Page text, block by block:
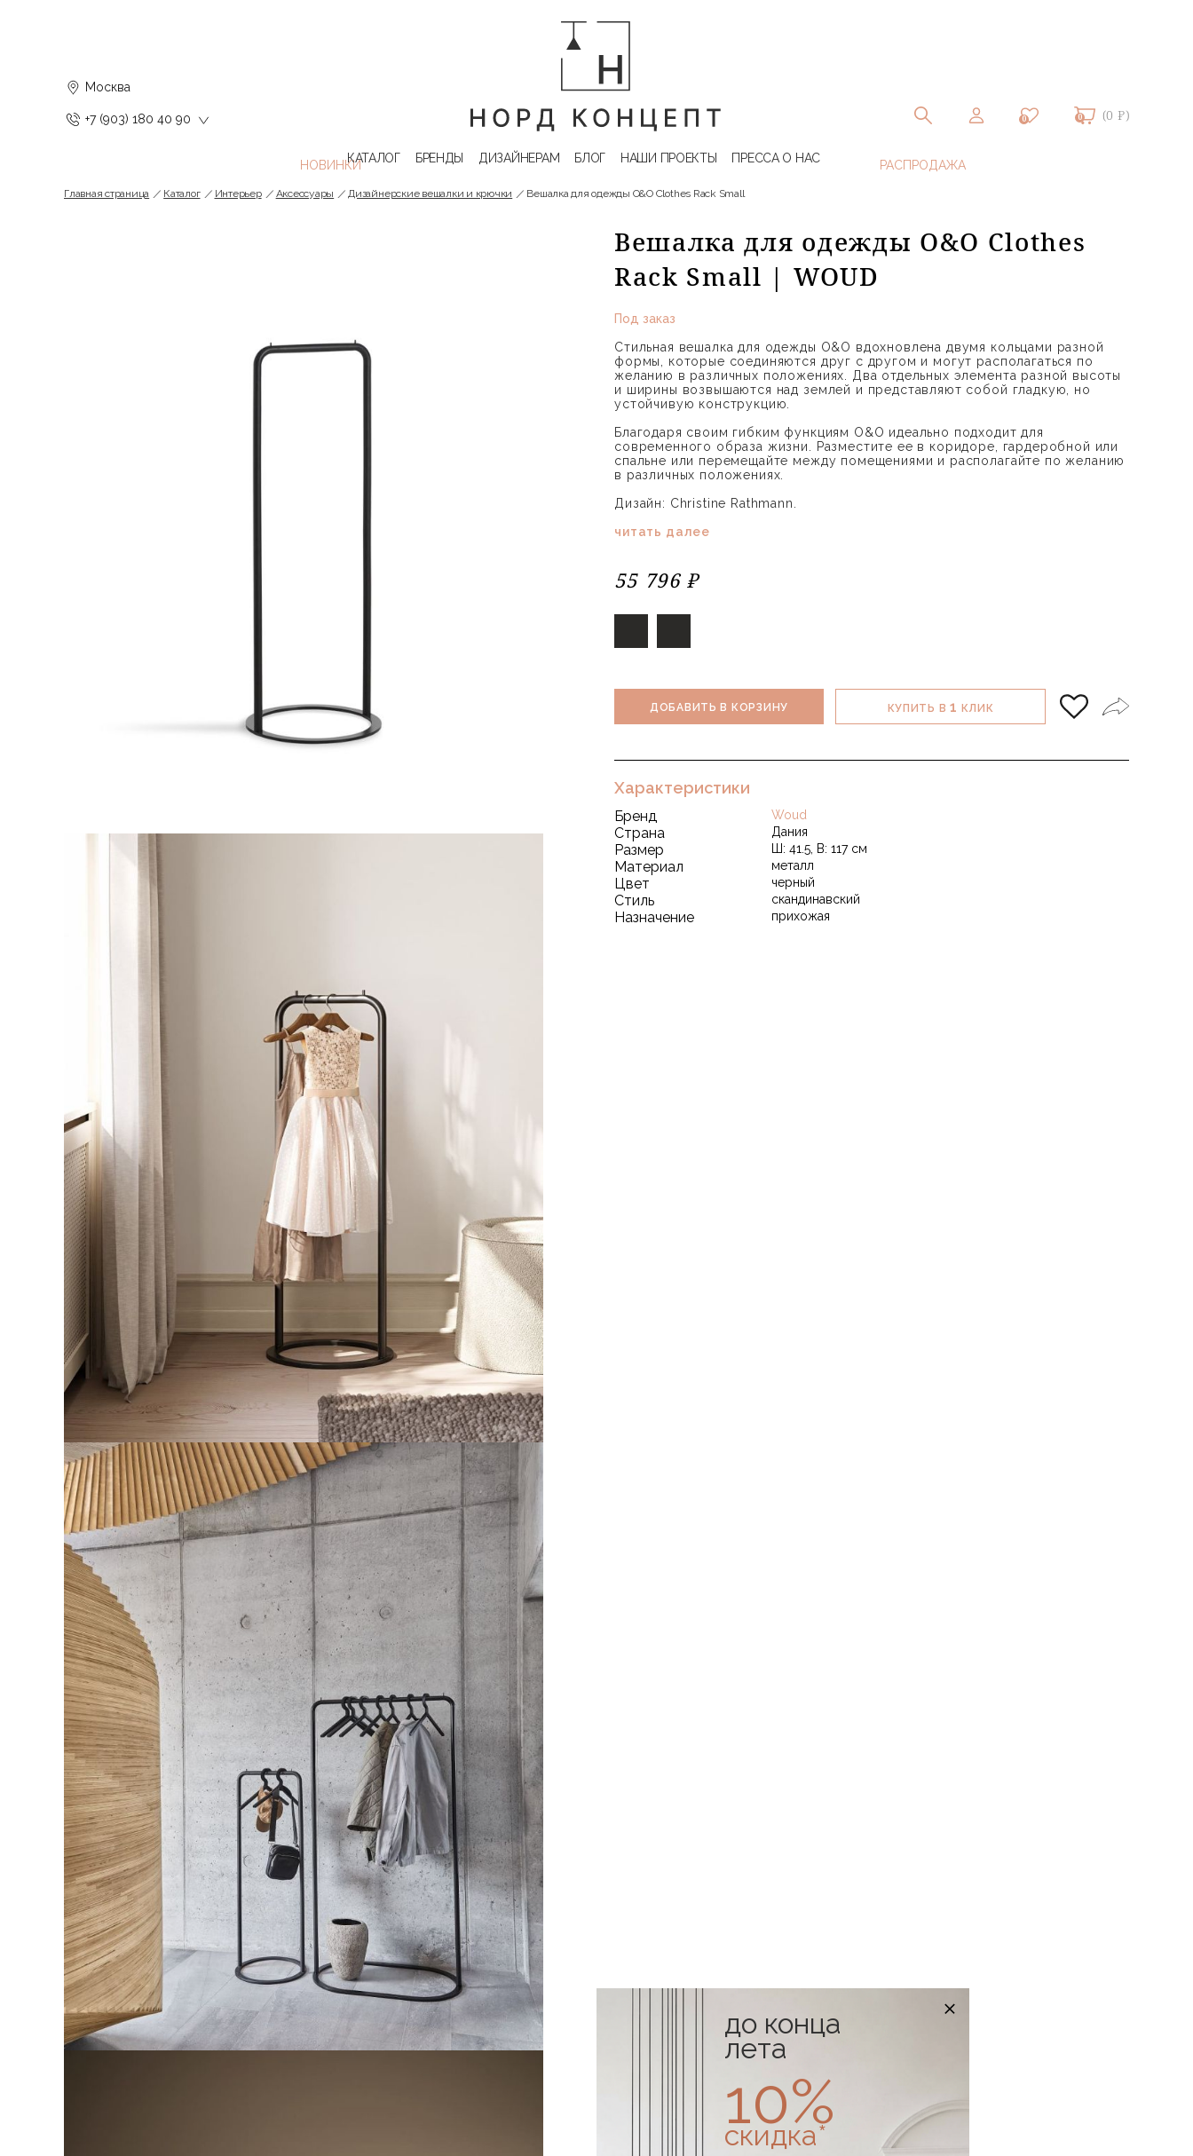
Москва
+7 (903) 180 40 90 0 0 (0 ₽)
КАТАЛОГ БРЕНДЫ ДИЗАЙНЕРАМ БЛОГ НАШИ ПРОЕКТЫ ПРЕССА О НАС
Главная страница Каталог Интерьер Аксессуары Дизайнерские вешалки и крючки Вешалка для одежды O&O Clothes Rack Small
Вешалка для одежды O&O Clothes
Rack Small | WOUD
Под заказ
Стильная вешалка для одежды O&O вдохновлена двумя кольцами разной
формы, которые соединяются друг с другом и могут располагаться по
желанию в различных положениях. Два отдельных элемента разной высоты
и ширины возвышаются над землей и представляют собой гладкую, но
устойчивую конструкцию.
Благодаря своим гибким функциям O&O идеально подходит для
современного образа жизни. Разместите ее в коридоре, гардеробной или
спальне или перемещайте между помещениями и располагайте по желанию
в различных положениях.
Дизайн: Christine Rathmann.
читать далее
55 796 ₽
ДОБАВИТЬ В КОРЗИНУ КУПИТЬ В1 КЛИК
Характеристики
Бренд Woud
Страна Дания
Размер Ш: 41.5, В: 117 см
Материал металл
Цвет черный
Стиль скандинавский
Назначение прихожая
до конца
лета
10%
скидка*